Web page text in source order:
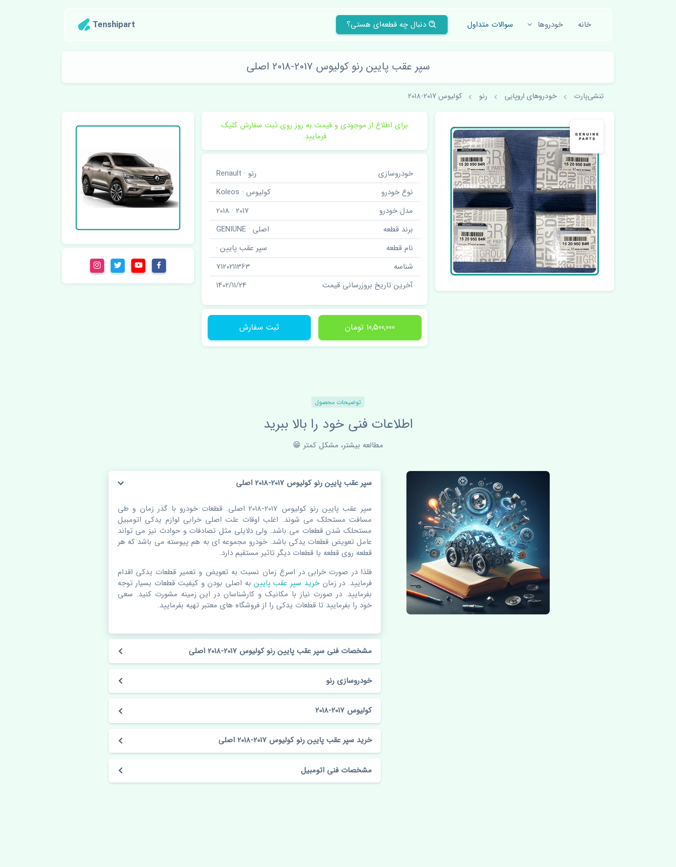
خانه خودروها سوالات متداول دنبال چه قطعه‌ای هستی؟ Tenshipart
سپر عقب پایین رنو کولیوس 2017-2018 اصلی
تنشی‌پارت خودروهای اروپایی رنو کولیوس 2017-2018
برای اطلاع از موجودی و قیمت به روز روی ثبت سفارش کلیک
فرمایید.
خودروسازی
رنو · Renault
نوع خودرو
کولیوس · Koleos
مدل خودرو
2017 · 2018
برند قطعه
اصلی · GENIUNE
نام قطعه
سپر عقب پایین ·
شناسه
7120211363
آخرین تاریخ بروزرسانی قیمت
1402/11/24
10,500,000 تومان ثبت سفارش
توضیحات محصول
اطلاعات فنی خود را بالا ببرید
مطالعه بیشتر، مشکل کمتر 😁
سپر عقب پایین رنو کولیوس 2017-2018 اصلی
سپر عقب پایین رنو کولیوس 2017-2018 اصلی. قطعات خودرو با گذر زمان و طی
مسافت مستحلک می شوند. اغلب اوقات علت اصلی خرابی لوازم یدکی اتومبیل
مستحلک شدن قطعات می باشد. ولی دلایلی مثل تصادفات و حوادث نیز می تواند
عامل تعویض قطعات یدکی باشد. خودرو مجموعه ای به هم پیوسته می باشد که هر
قطعه روی قطعه یا قطعات دیگر تاثیر مستقیم دارد.
فلذا در صورت خرابی در اسرع زمان نسبت به تعویض و تعمیر قطعات یدکی اقدام
فرمایید. در زمانخرید سپر عقب پایین به اصلی بودن و کیفیت قطعات بسیار توجه
بفرمایید. در صورت نیاز با مکانیک و کارشناسان در این زمینه مشورت کنید. سعی
خود را بفرمایید تا قطعات یدکی را از فروشگاه های معتبر تهیه بفرمایید.
مشخصات فنی سپر عقب پایین رنو کولیوس 2017-2018 اصلی
خودروسازی رنو
کولیوس 2017-2018
خرید سپر عقب پایین رنو کولیوس 2017-2018 اصلی
مشخصات فنی اتومبیل